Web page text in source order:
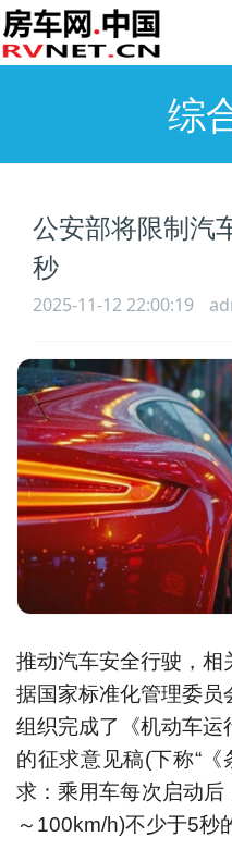
综
公安部将限制汽
秒
2025-11-12 22:00:19
推动汽车安全行驶，相
据国家标准化管理委员
组织完成了《机动车运
的征求意见稿(下称“
求：乘用车每次启动
～100km/h)不少于5秒